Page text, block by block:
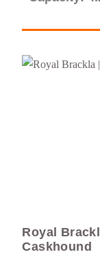
Royal
Caskhound